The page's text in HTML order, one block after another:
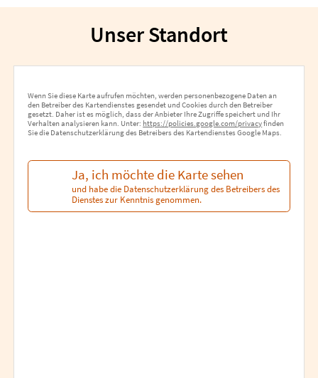
Unser Standort
Wenn Sie diese Karte aufrufen möchten, werden personenbezogene Daten an
den Betreiber des Kartendienstes gesendet und Cookies durch den Betreiber
gesetzt. Daher ist es möglich, dass der Anbieter Ihre Zugriffe speichert und Ihr
Verhalten analysieren kann. Unter: https://policies.google.com/privacyfinden
Sie die Datenschutzerklärung des Betreibers des Kartendienstes Google Maps.
Ja, ich möchte die Karte sehen
und habe die Datenschutzerklärung des Betreibers des
Dienstes zur Kenntnis genommen.